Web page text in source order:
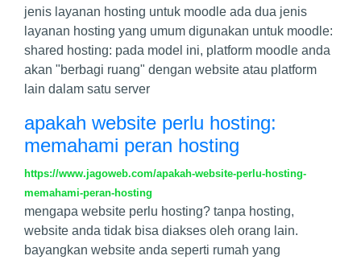
jenis layanan hosting untuk moodle ada dua jenis
layanan hosting yang umum digunakan untuk moodle:
shared hosting: pada model ini, platform moodle anda
akan "berbagi ruang" dengan website atau platform
lain dalam satu server
apakah website perlu hosting:
memahami peran hosting
https://www.jagoweb.com/apakah-website-perlu-hosting-
memahami-peran-hosting
mengapa website perlu hosting? tanpa hosting,
website anda tidak bisa diakses oleh orang lain.
bayangkan website anda seperti rumah yang